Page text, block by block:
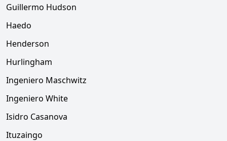
Guillermo Hudson
Haedo
Henderson
Hurlingham
Ingeniero Maschwitz
Ingeniero White
Isidro Casanova
Ituzaingo